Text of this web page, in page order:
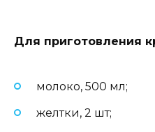
Для приготовления
молоко, 500 мл;
желтки, 2 шт;